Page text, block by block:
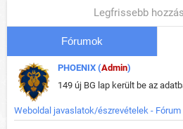
Legfrissebb
Fórumok
PHOENIX (Admin)
Weboldal javaslatok/észrevételek - Fórum